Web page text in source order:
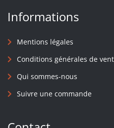
Informations
Mentions légales
Conditions générales de
Qui sommes-nous
Suivre une commande